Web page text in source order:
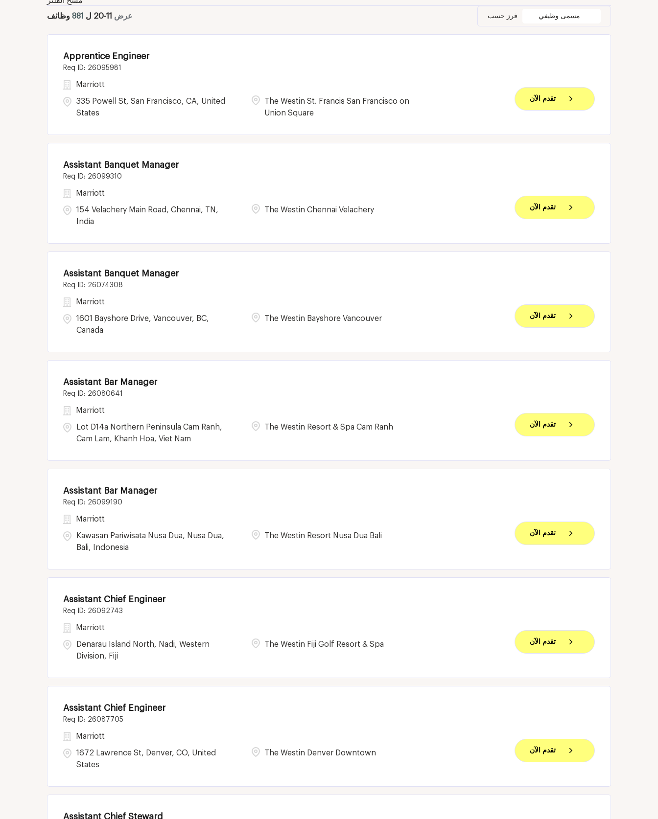
عرض 11
-
20 ل 881 وظائف فرز حسب مسمى وظيفي
Apprentice Engineer
26095981
335 Powell St, San Francisco, CA, United
States
Marriott
The Westin St. Francis San Francisco on
Union Square
تقدم الآن
Assistant Banquet Manager
26099310
154 Velachery Main Road, Chennai, TN,
India
Marriott
The Westin Chennai Velachery تقدم الآن
Assistant Banquet Manager
26074308
1601 Bayshore Drive, Vancouver, BC,
Canada
Marriott
The Westin Bayshore Vancouver تقدم الآن
Assistant Bar Manager
26080641
Lot D14a Northern Peninsula Cam Ranh,
Cam Lam, Khanh Hoa, Viet Nam
Marriott
The Westin Resort & Spa Cam Ranh تقدم الآن
Assistant Bar Manager
26099190
Kawasan Pariwisata Nusa Dua, Nusa Dua,
Bali, Indonesia
Marriott
The Westin Resort Nusa Dua Bali تقدم الآن
Assistant Chief Engineer
26092743
Denarau Island North, Nadi, Western
Division, Fiji
Marriott
The Westin Fiji Golf Resort & Spa تقدم الآن
Assistant Chief Engineer
26087705
1672 Lawrence St, Denver, CO, United
States
Marriott
The Westin Denver Downtown تقدم الآن
Assistant Chief Steward